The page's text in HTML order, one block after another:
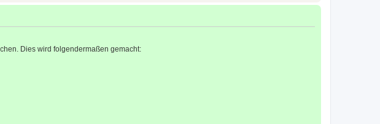
Dies wird folgendermaßen gemacht: